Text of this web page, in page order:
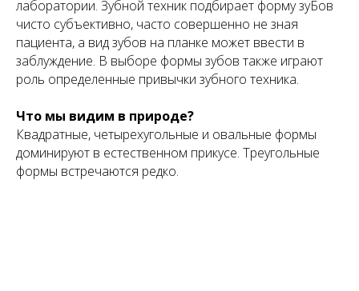
лаборатории. Зубной техник подбирает форму зуБов
чисто субъективно, часто совершенно не зная
пациента, а вид зубов на планке может ввести в
заблуждение. В выборе формы зубов также играют
роль определенные привычки зубного техника.
Что мы видим в природе?
Квадратные, четырехугольные и овальные формы
доминируют в естественном прикусе. Треугольные
формы встречаются редко.